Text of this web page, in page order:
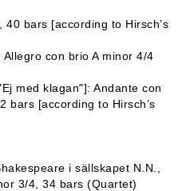
bars [according to Hirsch’s
con brio A minor 4/4
med klagan"]: Andante con
bars [according to Hirsch’s
i sällskapet N.N.,
3/4, 34 bars (Quartet)